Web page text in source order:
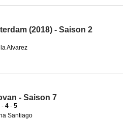
(2018) - Saison 2
Alvarez
- Saison 7
- 4 - 5
Santiago